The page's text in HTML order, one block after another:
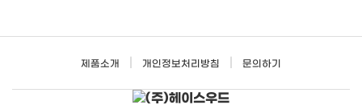
제품소개 개인정보처리방침 문의하기